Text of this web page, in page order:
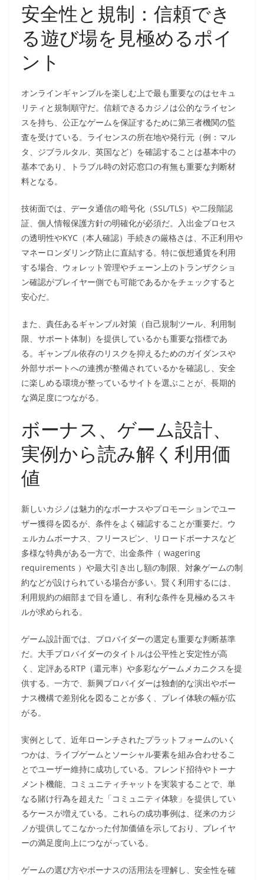
安全性と規制：信頼でき
る遊び場を見極めるポイ
ント
オンラインギャンブルを楽しむ上で最も重要なのはセキュ
リティと規制順守だ。信頼できるカジノは公的なライセン
スを持ち、公正なゲームを保証するために第三者機関の監
査を受けている。ライセンスの所在地や発行元（例：マル
タ、ジブラルタル、英国など）を確認することは基本中の
基本であり、トラブル時の対応窓口の有無も重要な判断材
料となる。
技術面では、データ通信の暗号化（SSL/TLS）や二段階認
証、個人情報保護方針の明確化が必須だ。入出金プロセス
の透明性やKYC（本人確認）手続きの厳格さは、不正利用や
マネーロンダリング防止に直結する。特に仮想通貨を利用
する場合、ウォレット管理やチェーン上のトランザクショ
ン確認がプレイヤー側でも可能であるかをチェックすると
安心だ。
また、責任あるギャンブル対策（自己規制ツール、利用制
限、サポート体制）を提供しているかも重要な指標であ
る。ギャンブル依存のリスクを抑えるためのガイダンスや
外部サポートへの連携が整備されているかを確認し、安全
に楽しめる環境が整っているサイトを選ぶことが、長期的
な満足度につながる。
ボーナス、ゲーム設計、
実例から読み解く利用価
値
新しいカジノは魅力的なボーナスやプロモーションでユー
ザー獲得を図るが、条件をよく確認することが重要だ。ウ
ェルカムボーナス、フリースピン、リロードボーナスなど
多様な特典がある一方で、出金条件（ wagering
requirements ）や最大引き出し額の制限、対象ゲームの制
約などが設けられている場合が多い。賢く利用するには、
利用規約の細部まで目を通し、有利な条件を見極めるスキ
ルが求められる。
ゲーム設計面では、プロバイダーの選定も重要な判断基準
だ。大手プロバイダーのタイトルは公平性と安定性が高
く、定評あるRTP（還元率）や多彩なゲームメカニクスを提
供する。一方で、新興プロバイダーは独創的な演出やボー
ナス機構で差別化を図ることが多く、プレイ体験の幅が広
がる。
実例として、近年ローンチされたプラットフォームのいく
つかは、ライブゲームとソーシャル要素を組み合わせるこ
とでユーザー維持に成功している。フレンド招待やトーナ
メント機能、コミュニティチャットを実装することで、単
なる賭け行為を超えた「コミュニティ体験」を提供してい
るケースが増えている。これらの成功事例は、従来のカジ
ノが提供してこなかった付加価値を示しており、プレイヤ
ーの満足度向上につながっている。
ゲームの選び方やボーナスの活用法を理解し、安全性を確